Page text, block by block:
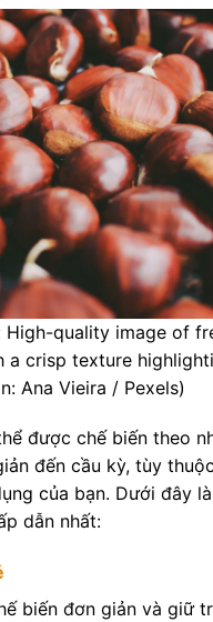
High-quality image of
a crisp texture
Ana Vieira / Pexels)
được chế biến theo
đến cầu kỳ, tùy
của bạn. Dưới đây
dẫn nhất:
biến đơn giản và giữ